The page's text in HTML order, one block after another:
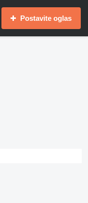
Postavite oglas